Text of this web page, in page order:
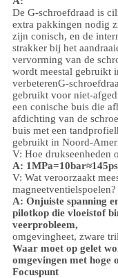
De G-schroefdraad is
extra pakkingen nodig
zijn conisch, en de
strakker bij het
vervorming van de
wordt meestal gebruikt
verbeterenG-
gebruikt voor niet-
een conische buis die
afdichting van de
buis met een
gebruikt in Noord-
V: Hoe drukseenheden
A:
V: Wat veroorzaakt
magneetventielspoelen?
A: Onjuiste spanning
pilotkop die vloeistof
veerprobleem,
omgevingheet, zware
Waar moet op gelet
omgevingen met hoge
Focuspunt